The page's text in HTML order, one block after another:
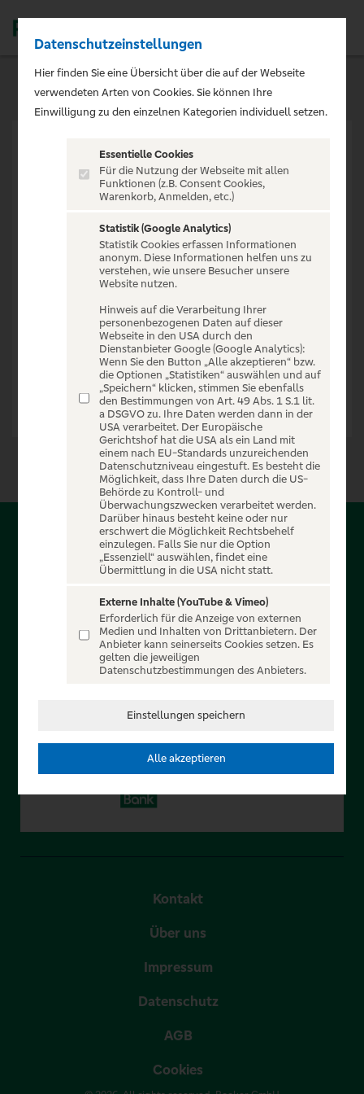
VERANSTALTUNG NICHT
GEFUNDEN
Zur Startseite
Über PSD-Entertain
Service für alle Kunden der PSD Banken. Auf unserem
einzigartigen Portal finden Sie Tickets für atemberaubende
Konzerte, Musicals und Shows, die Fußball-Bundesliga sowie
die Champions League und die Europa League.
In Zusammenarbeit mit
Kontakt
Über uns
Impressum
Datenschutz
AGB
Cookies
Datenschutzeinstellungen
Hier finden Sie eine Übersicht über die auf der Webseite
verwendeten Arten von Cookies. Sie können Ihre
Einwilligung zu den einzelnen Kategorien individuell setzen.
Essentielle Cookies
Für die Nutzung der Webseite mit allen
Funktionen (z.B. Consent Cookies,
Warenkorb, Anmelden, etc.)
Statistik (Google Analytics)
Statistik Cookies erfassen Informationen
anonym. Diese Informationen helfen uns zu
verstehen, wie unsere Besucher unsere
Website nutzen.
Hinweis auf die Verarbeitung Ihrer
personenbezogenen Daten auf dieser
Webseite in den USA durch den
Dienstanbieter Google (Google Analytics):
Wenn Sie den Button „Alle akzeptieren“ bzw.
die Optionen „Statistiken“ auswählen und auf
„Speichern“ klicken, stimmen Sie ebenfalls
den Bestimmungen von Art. 49 Abs. 1 S.1 lit.
a DSGVO zu. Ihre Daten werden dann in der
USA verarbeitet. Der Europäische
Gerichtshof hat die USA als ein Land mit
einem nach EU-Standards unzureichenden
Datenschutzniveau eingestuft. Es besteht die
Möglichkeit, dass Ihre Daten durch die US-
Behörde zu Kontroll- und
Überwachungszwecken verarbeitet werden.
Darüber hinaus besteht keine oder nur
erschwert die Möglichkeit Rechtsbehelf
einzulegen. Falls Sie nur die Option
„Essenziell“ auswählen, findet eine
Übermittlung in die USA nicht statt.
Externe Inhalte (YouTube & Vimeo)
Erforderlich für die Anzeige von externen
Medien und Inhalten von Drittanbietern. Der
Anbieter kann seinerseits Cookies setzen. Es
gelten die jeweiligen
Datenschutzbestimmungen des Anbieters.
Einstellungen speichern
Alle akzeptieren